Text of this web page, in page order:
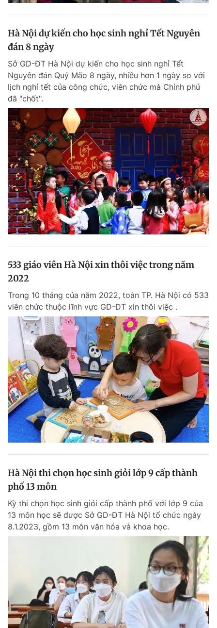
Hà Nội dự kiến cho học sinh nghỉ Tết Nguyên
đán 8 ngày
Sở GD-ĐT Hà Nội dự kiến cho học sinh nghỉ Tết
Nguyên đán Quý Mão 8 ngày, nhiều hơn 1 ngày so với
lịch nghỉ tết của công chức, viên chức mà Chính phủ
đã "chốt".
533 giáo viên Hà Nội xin thôi việc trong năm
2022
Trong 10 tháng của năm 2022, toàn TP. Hà Nội có 533
viên chức thuộc lĩnh vực GD-ĐT xin thôi việc .
Hà Nội thi chọn học sinh giỏi lớp 9 cấp thành
phố 13 môn
Kỳ thi chọn học sinh giỏi cấp thành phố với lớp 9 của
13 môn học sẽ được Sở GD-ĐT Hà Nội tổ chức ngày
8.1.2023, gồm 13 môn văn hóa và khoa học.